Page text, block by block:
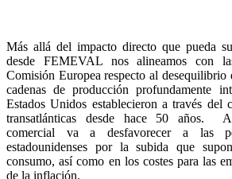
Más allá del impacto directo que pueda
desde FEMEVAL nos alineamos con
Comisión Europea respecto al desequilibrio
cadenas de producción profundamente
Estados Unidos establecieron a través del
transatlánticas desde hace 50 años.
comercial va a desfavorecer a las
estadounidenses por la subida que
consumo, así como en los costes para las
de la inflación.